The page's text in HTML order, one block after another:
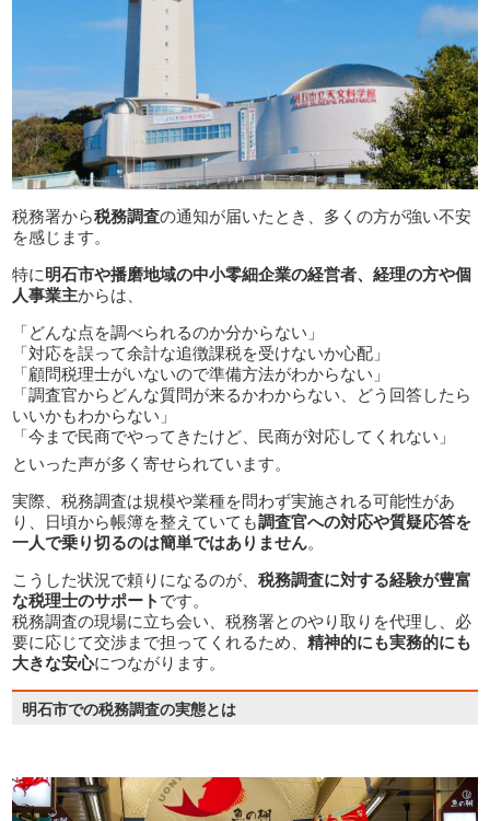
税務署から税務調査の通知が届いたとき、多くの方が強い不安
を感じます。
特に明石市や播磨地域の中小零細企業の経営者、経理の方や個
人事業主からは、
「どんな点を調べられるのか分からない」
「対応を誤って余計な追徴課税を受けないか心配」
「顧問税理士がいないので準備方法がわからない」
「調査官からどんな質問が来るかわからない、どう回答したら
いいかもわからない」
「今まで民商でやってきたけど、民商が対応してくれない」
といった声が多く寄せられています。
実際、税務調査は規模や業種を問わず実施される可能性があ
り、日頃から帳簿を整えていても調査官への対応や質疑応答を
一人で乗り切るのは簡単ではありません。
こうした状況で頼りになるのが、税務調査に対する経験が豊富
な税理士のサポート です。
税務調査の現場に立ち会い、税務署とのやり取りを代理し、必
要に応じて交渉まで担ってくれるため、精神的にも実務的にも
大きな安心につながります。